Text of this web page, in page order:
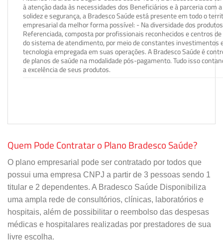
à atenção dada às necessidades dos Beneficiários e à parceria com
solidez e segurança, a Bradesco Saúde está presente em todo o
empresarial da melhor forma possível: - Na diversidade dos
Referenciada, composta por profissionais reconhecidos e centros
do sistema de atendimento, por meio de constantes investimentos
tecnologia empregada em suas operações. A Bradesco Saúde é
de planos de saúde na modalidade pós-pagamento. Tudo isso
a excelência de seus produtos.
Quem Pode Contratar o Plano Bradesco Saúde?
O plano empresarial pode ser contratado por todos que
possui uma empresa CNPJ a partir de 3 pessoas sendo 1
titular e 2 dependentes. A Bradesco Saúde Disponibiliza
uma ampla rede de consultórios, clínicas, laboratórios e
hospitais, além de possibilitar o reembolso das despesas
médicas e hospitalares realizadas por prestadores de sua
livre escolha.